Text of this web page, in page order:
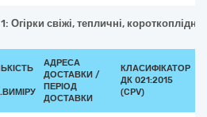
Огірки свіжі, тепличні,
АДРЕСА
ДОСТАВКИ /
ПЕРІОД
ДОСТАВКИ
КЛАСИФІКАТОР
ДК 021:2015
(CPV)